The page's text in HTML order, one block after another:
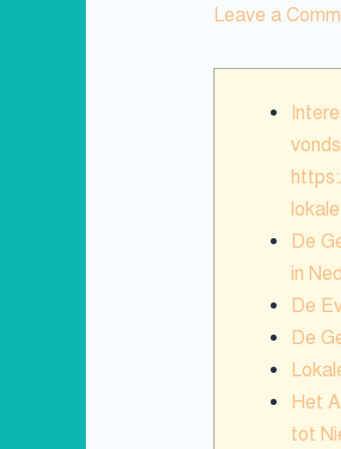
Leave a
De
in
De
De
Het
tot